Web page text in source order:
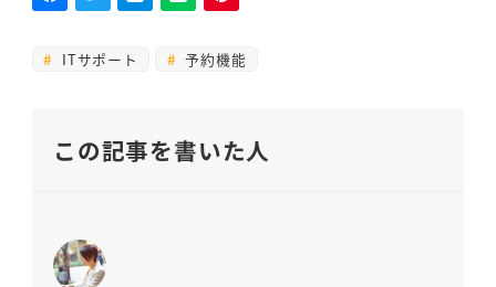
ITサポート 予約機能
この記事を書いた人